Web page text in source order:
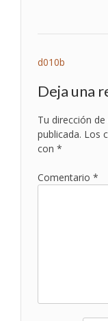
de
d010b
Deja una
Tu dirección
publicada. Los
con *
Comentario *